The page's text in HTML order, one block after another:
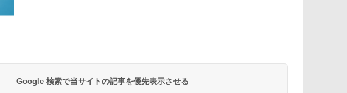
10,450円～
19,541円～
7,950円～
5,758円～
Google 検索で当サイトの記事を優先表示させる